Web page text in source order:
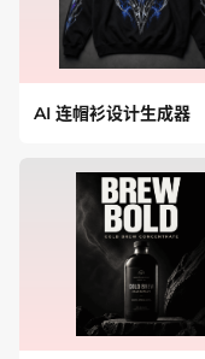
AI 连帽衫设计生成器